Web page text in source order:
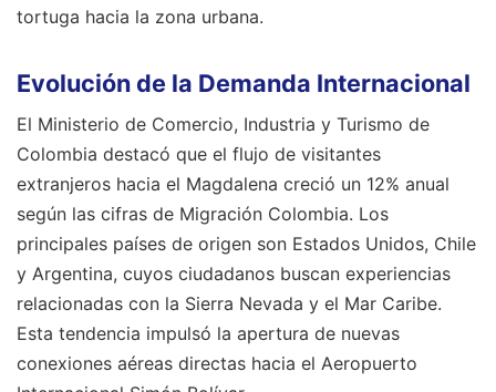
tortuga hacia la zona urbana.
Evolución de la Demanda Internacional
El Ministerio de Comercio, Industria y Turismo de
Colombia destacó que el flujo de visitantes
extranjeros hacia el Magdalena creció un 12% anual
según las cifras de Migración Colombia. Los
principales países de origen son Estados Unidos, Chile
y Argentina, cuyos ciudadanos buscan experiencias
relacionadas con la Sierra Nevada y el Mar Caribe.
Esta tendencia impulsó la apertura de nuevas
conexiones aéreas directas hacia el Aeropuerto